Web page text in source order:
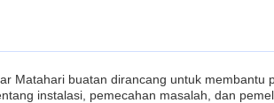
Matahari buatan dirancang untuk
instalasi, pemecahan masalah, dan